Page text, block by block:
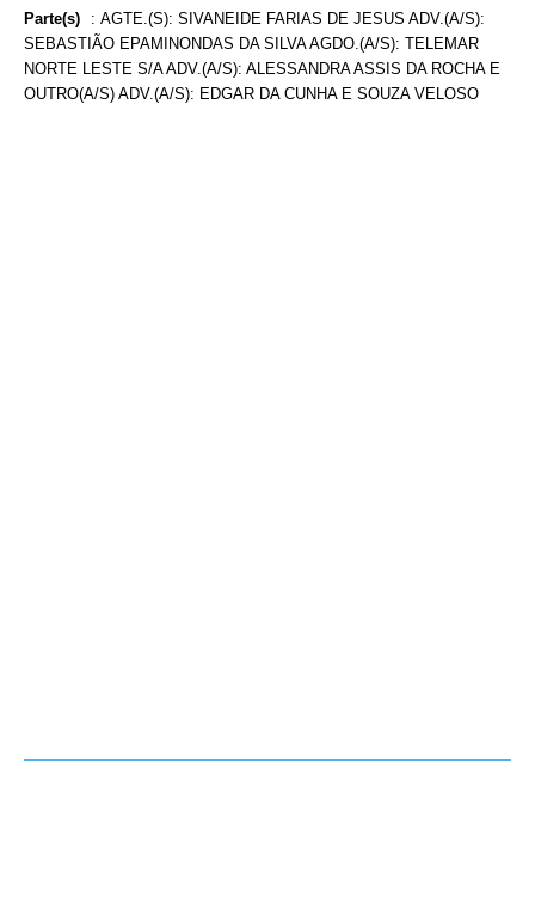
Parte(s) : AGTE.(S): SIVANEIDE FARIAS DE JESUS ADV.(A/S):
SEBASTIÃO EPAMINONDAS DA SILVA AGDO.(A/S): TELEMAR
NORTE LESTE S/A ADV.(A/S): ALESSANDRA ASSIS DA ROCHA E
OUTRO(A/S) ADV.(A/S): EDGAR DA CUNHA E SOUZA VELOSO